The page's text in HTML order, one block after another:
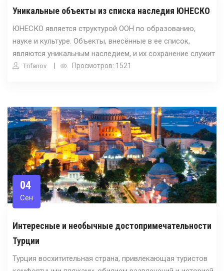
Уникальные объекты из списка наследия ЮНЕСКО
ЮНЕСКО является структурой ООН по образованию,
науке и культуре. Объекты, внесённые в ее список,
являются уникальным наследием, и их сохранение служит
Trifanov Просмотров: 1521
04
Сен
Интересные и необычные достопримечательности
Турции
Турция восхитительная страна, привлекающая туристов